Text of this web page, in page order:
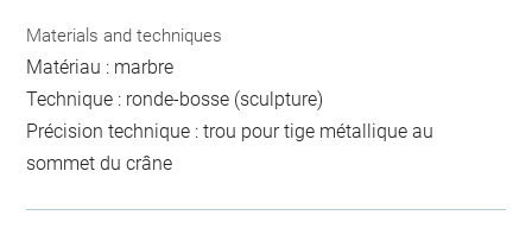
Materials and techniques
Matériau : marbre
Technique : ronde-bosse (sculpture)
Précision technique : trou pour tige métallique au
sommet du crâne